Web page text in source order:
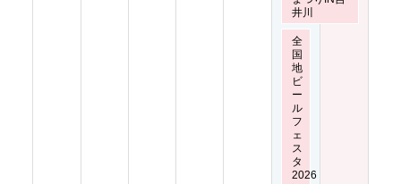
8
月
1st
2026
井川
土
曜
日,
8
月
1st
2026
全
国
地
ビ
ー
ル
フ
ェ
ス
タ
2026